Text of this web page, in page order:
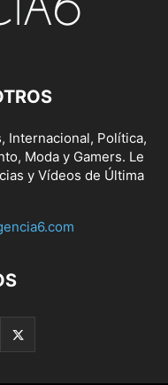
Internacional, Política,
Moda y Gamers. Le
y Vídeos de Última